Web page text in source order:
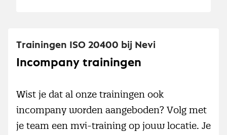
Trainingen ISO 20400 bij Nevi
Incompany trainingen
Wist je dat al onze trainingen ook
incompany worden aangeboden? Volg met
je team een mvi-training op jouw locatie. Je